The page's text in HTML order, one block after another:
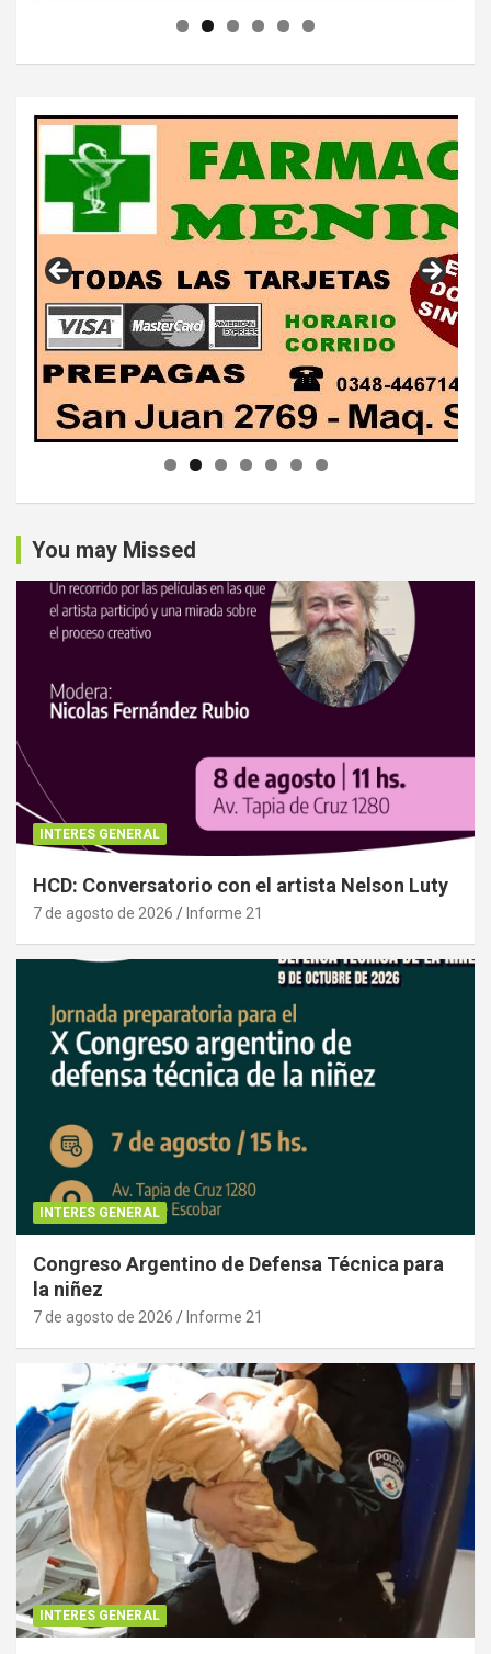
You may Missed
INTERES GENERAL
HCD: Conversatorio con el artista Nelson Luty
7 de agosto de 2026 Informe 21
INTERES GENERAL
Congreso Argentino de Defensa Técnica para
la niñez
7 de agosto de 2026 Informe 21
INTERES GENERAL